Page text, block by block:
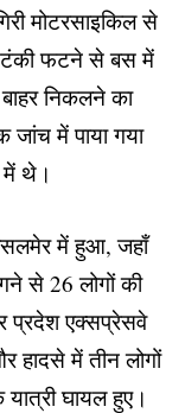
मोटरसाइकिल से
टंकी फटने से बस में
निकलने का
जांच में पाया गया
में थे।
में हुआ, जहाँ
से 26 लोगों की
प्रदेश एक्सप्रेसवे
हादसे में तीन लोगों
घायल हुए।